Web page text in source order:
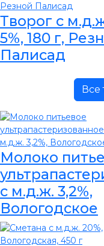
Творог с
5%, 180 г,
Палисад
Все
Молоко
с м.д.ж. 3,2%,
Вологодское